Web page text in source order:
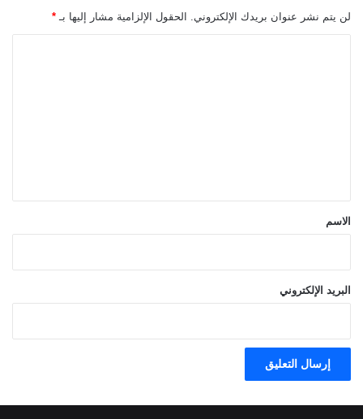
لن يتم نشر عنوان بريدك الإلكتروني. الحقول الإلزامية مشار إليها بـ *
*الاسم
البريد الإلكتروني